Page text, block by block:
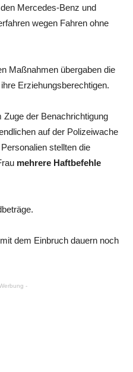
Mercedes-Benz und
wegen Fahren ohne
Maßnahmen übergaben die
Erziehungsberechtigen.
Zuge der Benachrichtigung
auf der Polizeiwache
stellten die
mehrere Haftbefehle
dem Einbruch dauern noch
-